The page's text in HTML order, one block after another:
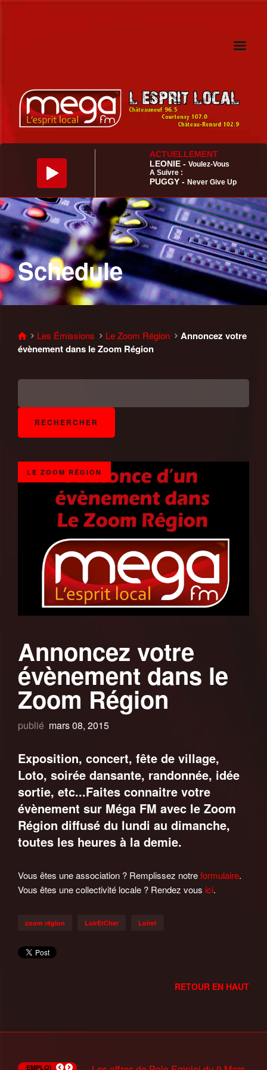
Schedule
Les Émissions Le Zoom Région
Annoncez votre
évènement dans le Zoom Région
LE ZOOM RÉGION
Annoncez votre
évènement dans le
Zoom Région
publié mars 08, 2015
Exposition, concert, fête de village,
Loto, soirée dansante, randonnée, idée
sortie, etc...Faites connaitre votre
évènement sur Méga FM avec le Zoom
Région diffusé du lundi au dimanche,
toutes les heures à la demie.
Vous êtes une association ? Remplissez notreformulaire.
Vous êtes une collectivité locale ? Rendez vous ici.
zoom région LoirEtCher Loiret
RETOUR EN HAUT
EMPLOI